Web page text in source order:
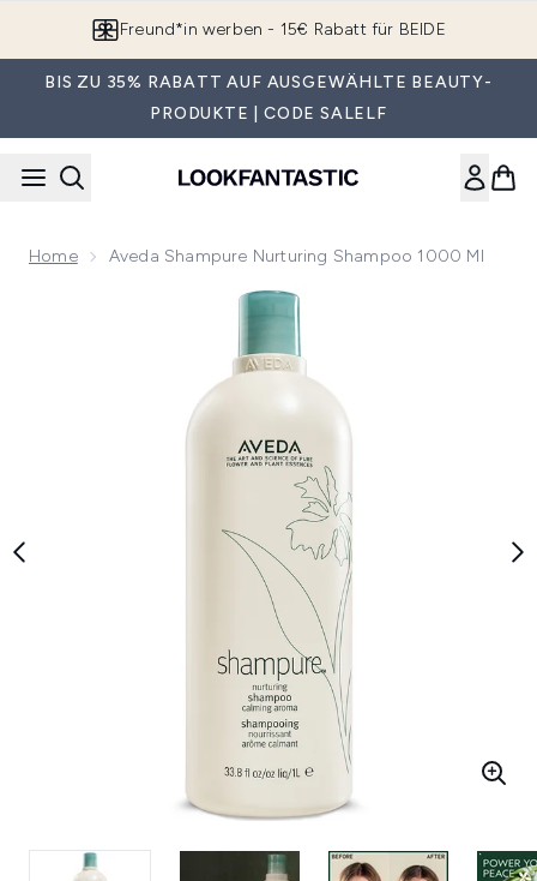
Freund*in werben - 15€ Rabatt für BEIDE
BIS ZU 35% RABATT AUF AUSGEWÄHLTE BEAUTY-
PRODUKTE | CODE SALELF
Home Aveda Shampure Nurturing Shampoo 1000 Ml
Now showing image 1 Aveda Shampure Nurturing Shampoo